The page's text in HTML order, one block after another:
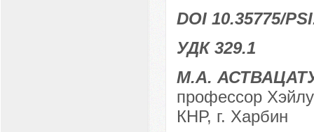
DOI 10.35775/
УДК 329.1
М.А.
профессор
КНР, г. Харбин